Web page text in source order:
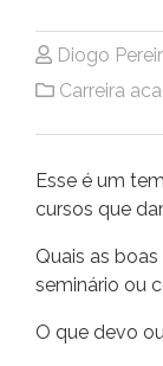
Diogo
Carreira
Esse é um
cursos que
Quais as
seminário ou
O que devo